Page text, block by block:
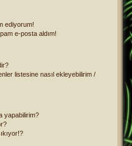
ediyorum!
e-posta aldım!
listesine nasıl ekleyebilirim /
yapabilirim?